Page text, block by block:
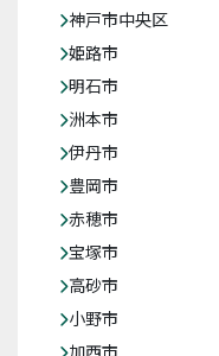
神戸市中央区
姫路市
明石市
洲本市
伊丹市
豊岡市
赤穂市
宝塚市
高砂市
小野市
加西市